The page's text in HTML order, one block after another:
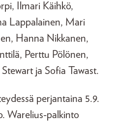
Ilmari Käihkö,
Lappalainen, Mari
Hanna Nikkanen,
Perttu Pölönen,
ja Sofia Tawast.
perjantaina 5.9.
Warelius-palkinto